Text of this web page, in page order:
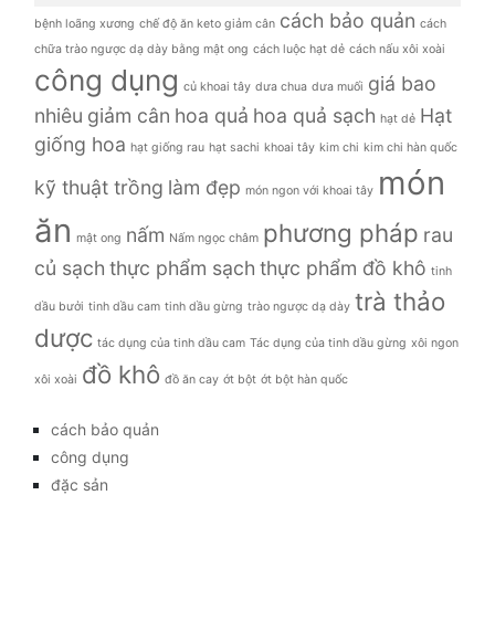
bệnh loãng xương chế độ ăn keto giảm cân cách bảo quản cách
chữa trào ngược dạ dày bằng mật ong cách luộc hạt dẻ cách nấu xôi xoài
công dụng củ khoai tây dưa chua dưa muối giá bao
nhiêu giảm cân hoa quả hoa quả sạch hạt dẻ Hạt
giống hoa hạt giống rau hạt sachi khoai tây kim chi kim chi hàn quốc
kỹ thuật trồng làm đẹp món ngon với khoai tây món
ăn mật ong nấm Nấm ngọc châm phương pháp rau
củ sạch thực phẩm sạch thực phẩm đồ khô tinh
dầu bưởi tinh dầu cam tinh dầu gừng trào ngược dạ dày trà thảo
dược tác dụng của tinh dầu cam Tác dụng của tinh dầu gừng xôi ngon
xôi xoài đồ khô đồ ăn cay ớt bột ớt bột hàn quốc
cách bảo quản
công dụng
đặc sản